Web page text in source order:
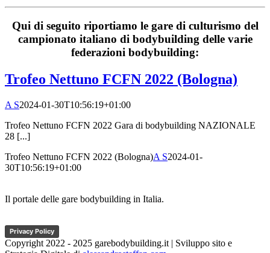
Qui di seguito riportiamo le gare di culturismo del
campionato italiano di bodybuilding delle varie
federazioni bodybuilding:
Trofeo Nettuno FCFN 2022 (Bologna)
A S2024-01-30T10:56:19+01:00
Trofeo Nettuno FCFN 2022 Gara di bodybuilding NAZIONALE
28 [...]
Trofeo Nettuno FCFN 2022 (Bologna)A S2024-01-
30T10:56:19+01:00
Il portale delle gare bodybuilding in Italia.
Privacy Policy
Copyright 2022 - 2025 garebodybuilding.it | Sviluppo sito e